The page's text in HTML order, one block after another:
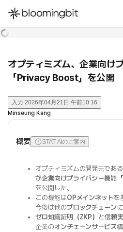
한국어
オプティミズム、企業向け
「Privacy Boost」を公開
入力 2026年04月21日 午前10:16
Minseung Kang
概要 STAT AIのご案内
オプティミズムの開発元であ
が企業向けプライバシー機能
を公開した。
この機能はOPメインネットを
今後は他のブロックチェーン
ゼロ知識証明（ZKP）
と信頼
企業のオンチェーンサービス